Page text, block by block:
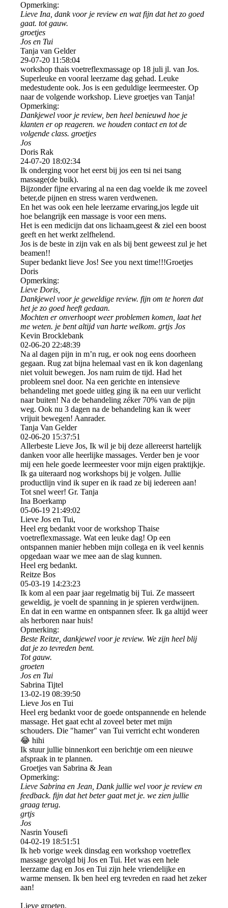
Opmerking:
Lieve Ina, dank voor je review en wat fijn dat het zo goed
gaat. tot gauw.
groetjes
Jos en Tui
Tanja van Gelder
29-07-20 11:58:04
workshop thais voetreflexmassage op 18 juli jl. van Jos.
Superleuke en vooral leerzame dag gehad. Leuke
medestudente ook. Jos is een geduldige leermeester. Op
naar de volgende workshop. Lieve groetjes van Tanja!
Opmerking:
Dankjewel voor je review, ben heel benieuwd hoe je
klanten er op reageren. we houden contact en tot de
volgende class. groetjes
Jos
Doris Rak
24-07-20 18:02:34
Ik onderging voor het eerst bij jos een tsi nei tsang
massage(de buik).
Bijzonder fijne ervaring al na een dag voelde ik me zoveel
beter,de pijnen en stress waren verdwenen.
En het was ook een hele leerzame ervaring,jos legde uit
hoe belangrijk een massage is voor een mens.
Het is een medicijn dat ons lichaam,geest & ziel een boost
geeft en het werkt zelfhelend.
Jos is de beste in zijn vak en als bij bent geweest zul je het
beamen!!
Super bedankt lieve Jos! See you next time!!!Groetjes
Doris
Opmerking:
Lieve Doris,
Dankjewel voor je geweldige review. fijn om te horen dat
het je zo goed heeft gedaan.
Mochten er onverhoopt weer problemen komen, laat het
me weten. je bent altijd van harte welkom. grtjs Jos
Kevin Brocklebank
02-06-20 22:48:39
Na al dagen pijn in m’n rug, er ook nog eens doorheen
gegaan. Rug zat bijna helemaal vast en ik kon dagenlang
niet voluit bewegen. Jos nam ruim de tijd. Had het
probleem snel door. Na een gerichte en intensieve
behandeling met goede uitleg ging ik na een uur verlicht
naar buiten! Na de behandeling zéker 70% van de pijn
weg. Ook nu 3 dagen na de behandeling kan ik weer
vrijuit bewegen! Aanrader.
Tanja Van Gelder
02-06-20 15:37:51
Allerbeste Lieve Jos, Ik wil je bij deze allereerst hartelijk
danken voor alle heerlijke massages. Verder ben je voor
mij een hele goede leermeester voor mijn eigen praktijkje.
Ik ga uiteraard nog workshops bij je volgen. Jullie
productlijn vind ik super en ik raad ze bij iedereen aan!
Tot snel weer! Gr. Tanja
Ina Boerkamp
05-06-19 21:49:02
Lieve Jos en Tui,
Heel erg bedankt voor de workshop Thaise
voetreflexmassage. Wat een leuke dag! Op een
ontspannen manier hebben mijn collega en ik veel kennis
opgedaan waar we mee aan de slag kunnen.
Heel erg bedankt.
Reitze Bos
05-03-19 14:23:23
Ik kom al een paar jaar regelmatig bij Tui. Ze masseert
geweldig, je voelt de spanning in je spieren verdwijnen.
En dat in een warme en ontspannen sfeer. Ik ga altijd weer
als herboren naar huis!
Opmerking:
Beste Reitze, dankjewel voor je review. We zijn heel blij
dat je zo tevreden bent.
Tot gauw.
groeten
Jos en Tui
Sabrina Tijtel
13-02-19 08:39:50
Lieve Jos en Tui
Heel erg bedankt voor de goede ontspannende en helende
massage. Het gaat echt al zoveel beter met mijn
schouders. Die "hamer" van Tui verricht echt wonderen
😂 hihi
Ik stuur jullie binnenkort een berichtje om een nieuwe
afspraak in te plannen.
Groetjes van Sabrina & Jean
Opmerking:
Lieve Sabrina en Jean, Dank jullie wel voor je review en
feedback. fijn dat het beter gaat met je. we zien jullie
graag terug.
grtjs
Jos
Nasrin Yousefi
04-02-19 18:51:51
Ik heb vorige week dinsdag een workshop voetreflex
massage gevolgd bij Jos en Tui. Het was een hele
leerzame dag en Jos en Tui zijn hele vriendelijke en
warme mensen. Ik ben heel erg tevreden en raad het zeker
aan!
Lieve groeten,